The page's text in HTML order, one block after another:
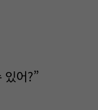
있어?”